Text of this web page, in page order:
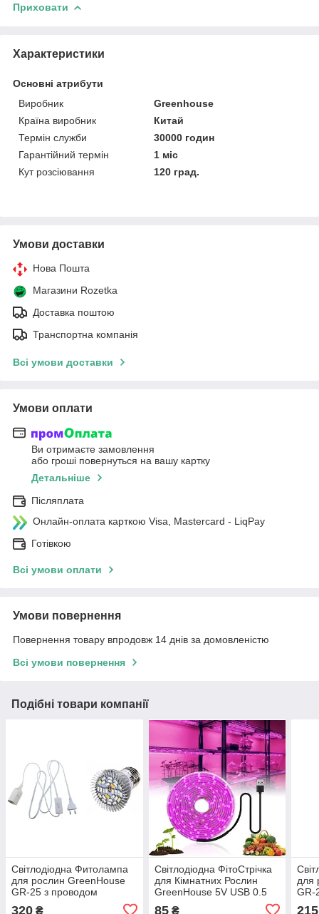
Приховати
Характеристики
Основні атрибути
Виробник
Greenhouse
Країна виробник
Китай
Термін служби
30000 годин
Гарантійний термін
1 міс
Кут розсіювання
120 град.
Умови доставки
Нова Пошта
Магазини Rozetka
Доставка поштою
Транспортна компанія
Всі умови доставки
Умови оплати
Ви отримаєте замовлення
або гроші повернуться на вашу картку
Детальніше
Післяплата
Онлайн-оплата карткою Visa, Mastercard - LiqPay
Готівкою
Всі умови оплати
Умови повернення
Повернення товару впродовж 14 днів за домовленістю
Всі умови повернення
Подібні товари компанії
Світлодіодна Фитолампа
для рослин GreenHouse
GR-25 з проводом
320 ₴
Світлодіодна ФітоСтрічка
для Кімнатних Рослин
GreenHouse 5V USB 0.5
85₴
для
GR-
215